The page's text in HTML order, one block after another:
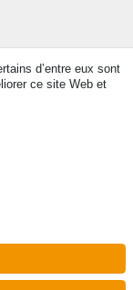
– Les
France !
d’entre eux sont
ce site Web et